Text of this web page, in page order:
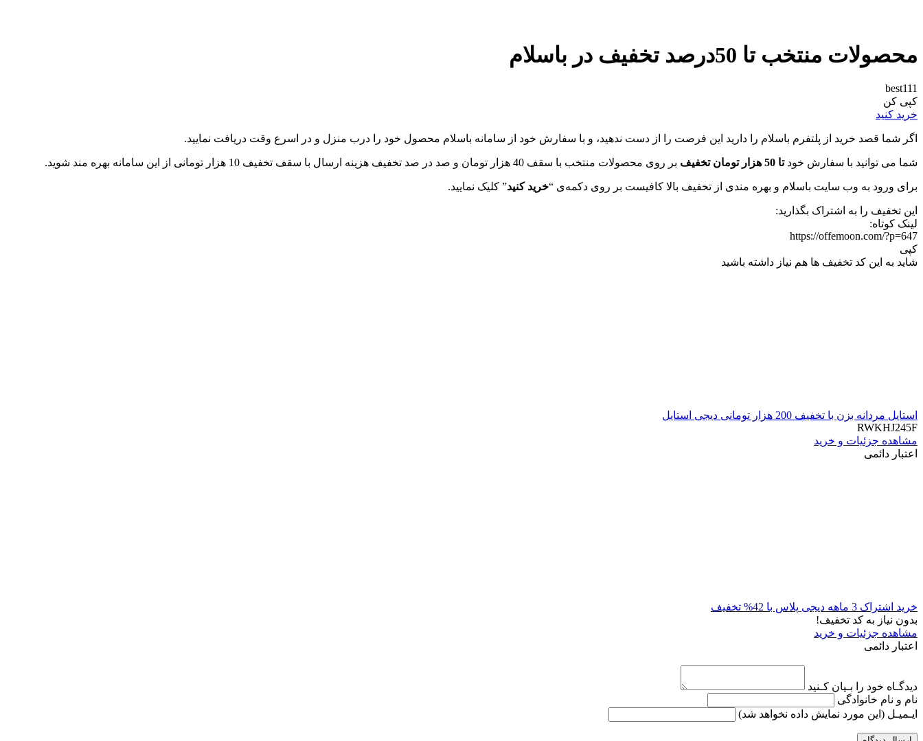
محصولات منتخب تا 50درصد تخفیف در باسلام
best111
کپی کن
خرید کنید
اگر شما قصد خرید از پلتفرم باسلام را دارید این فرصت را از دست ندهید، و با سفارش خود از سامانه باسلام محصول خود را درب منزل و در اسرع وقت دریافت نمایید.
شما می توانید با سفارش خود تا 50 هزار تومان تخفیف بر روی محصولات منتخب با سقف 40 هزار تومان و صد در صد تخفیف هزینه ارسال با سقف تخفیف 10 هزار تومانی از این سامانه بهره مند شوید.
برای ورود به وب سایت باسلام و بهره مندی از تخفیف بالا کافیست بر روی دکمه‌ی “خرید کنید” کلیک نمایید.
این تخفیف را به اشتراک بگذارید:
لینک کوتاه:
https://offemoon.com/?p=647
کپی
شاید به این کد تخفیف ها هم نیاز داشته باشید
استایل مردانه بزن با تخفیف 200 هزار تومانی دیجی استایل
RWKHJ245F
مشاهده جزئیات و خرید
اعتبار دائمی
خرید اشتراک 3 ماهه دیجی پلاس با 42% تخفیف
بدون نیاز به کد تخفیف!
مشاهده جزئیات و خرید
اعتبار دائمی
دیدگـاه خود را بـیان کـنید
نام و نام خانوادگی
ایـمیـل (این مورد نمایش داده نخواهد شد)